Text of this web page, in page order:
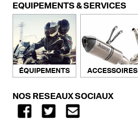
ÉQUIPEMENTS & SERVICES
ÉQUIPEMENTS ACCESSOIRES
NOS RÉSEAUX SOCIAUX